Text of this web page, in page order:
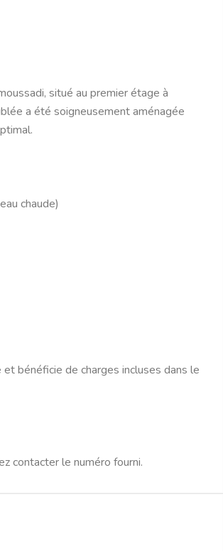
situé au premier étage à
a été soigneusement aménagée
chaude)
bénéficie de charges incluses dans le
contacter le numéro fourni.